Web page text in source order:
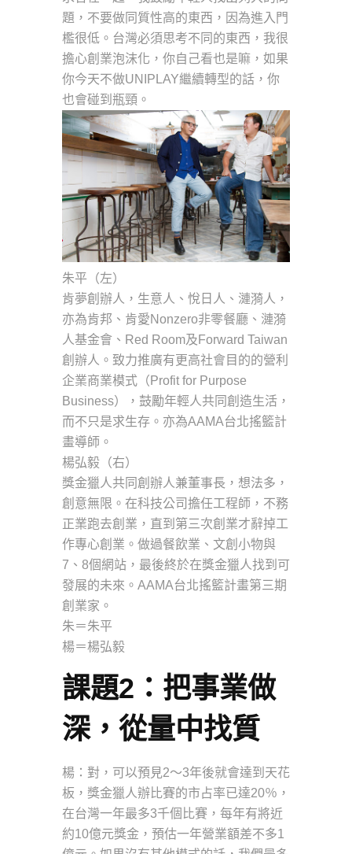
題，不要做同質性高的東西，因為進入門
檻很低。台灣必須思考不同的東西，我很
擔心創業泡沫化，你自己看也是嘛，如果
你今天不做UNIPLAY繼續轉型的話，你
也會碰到瓶頸。
朱平（左）
肯夢創辦人，生意人、悅日人、漣漪人，
亦為肯邦、肯愛Nonzero非零餐廳、漣漪
人基金會、Red Room及Forward Taiwan
創辦人。致力推廣有更高社會目的的營利
企業商業模式（Profit for Purpose
Business），鼓勵年輕人共同創造生活，
而不只是求生存。亦為AAMA台北搖籃計
畫導師。
楊弘毅（右）
獎金獵人共同創辦人兼董事長，想法多，
創意無限。在科技公司擔任工程師，不務
正業跑去創業，直到第三次創業才辭掉工
作專心創業。做過餐飲業、文創小物與
7、8個網站，最後終於在獎金獵人找到可
發展的未來。AAMA台北搖籃計畫第三期
創業家。
朱＝朱平
楊＝楊弘毅
課題2：把事業做
深，從量中找質
楊：對，可以預見2～3年後就會達到天花
板，獎金獵人辦比賽的市占率已達20％，
在台灣一年最多3千個比賽，每年有將近
約10億元獎金，預估一年營業額差不多1